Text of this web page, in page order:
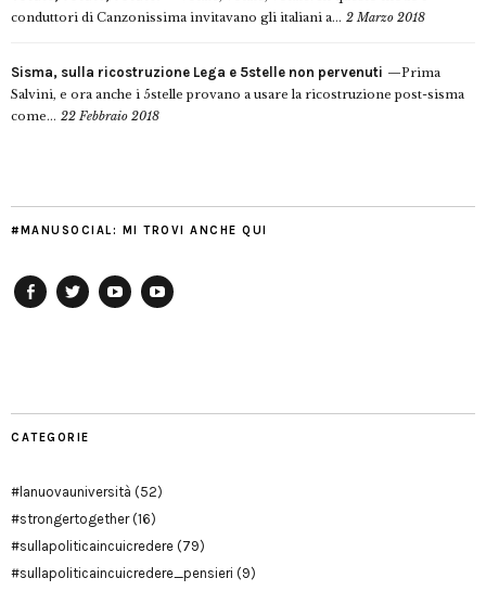
conduttori di Canzonissima invitavano gli italiani a... 2 Marzo 2018
Sisma, sulla ricostruzione Lega e 5stelle non pervenuti
Prima
Salvini, e ora anche i 5stelle provano a usare la ricostruzione post-sisma
come... 22 Febbraio 2018
#MANUSOCIAL: MI TROVI ANCHE QUI
CATEGORIE
#lanuovauniversità (52)
#strongertogether(16)
#sullapoliticaincuicredere (79)
#sullapoliticaincuicredere_pensieri (9)